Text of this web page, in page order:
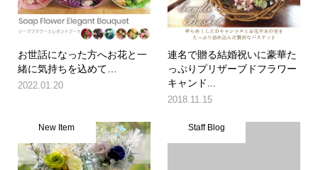
お世話になった方へお花と一
緒に気持ちを込めて…
2022.01.20
連名で贈る結婚祝いに豪華た
っぷりプリザーブドフラワー
キャンド...
2018.11.15
New Item Staff Blog